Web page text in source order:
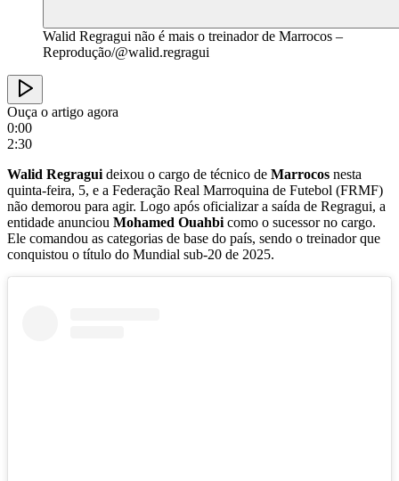
Walid Regragui não é mais o treinador de Marrocos –
Reprodução/@walid.regragui
Ouça o artigo agora
0:00
2:30
Walid Regragui deixou o cargo de técnico de Marrocos nesta
quinta-feira, 5, e a Federação Real Marroquina de Futebol (FRMF)
não demorou para agir. Logo após oficializar a saída de Regragui, a
entidade anunciou Mohamed Ouahbi como o sucessor no cargo.
Ele comandou as categorias de base do país, sendo o treinador que
conquistou o título do Mundial sub-20 de 2025.